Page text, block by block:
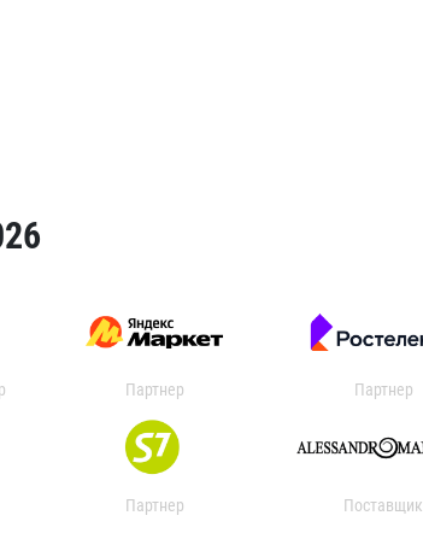
Партнер Партнер
Партнер Поставщик